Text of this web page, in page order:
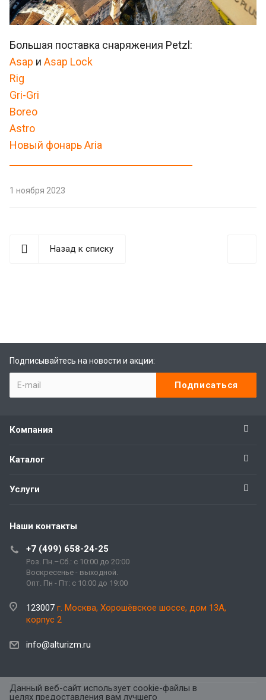
Большая поставка снаряжения Petzl:
Asap и Asap Lock
Rig
Gri-Gri
Boreo
Astro
Новый фонарь Aria
1 ноября 2023
Назад к списку
Подписывайтесь на новости и акции:
Компания
Каталог
Услуги
Наши контакты
+7 (499) 658-24-25
Роз. Пн.–Сб.: с 10:00 до 20:00
Воскресенье - выходной.
Опт. Пн - Пт: с 10:00 до 19:00
123007 г. Москва, Хорошёвское шоссе, дом 13А,
корпус 2
info@alturizm.ru
Данный веб-сайт использует cookie-файлы в
целях предоставления вам лучшего